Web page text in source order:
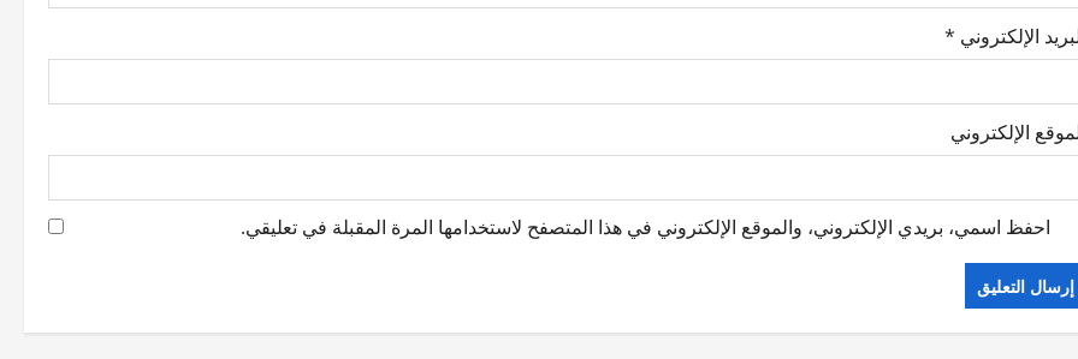
الإلكتروني *
الإلكتروني
احفظ اسمي، بريدي الإلكتروني، والموقع الإلكتروني في هذا المتصفح لاستخدامها المرة المقبلة في تعليقي.